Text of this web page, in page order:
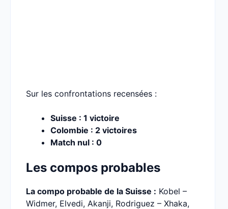
Sur les confrontations recensées :
Suisse : 1 victoire
Colombie : 2 victoires
Match nul : 0
Les compos probables
La compo probable de la Suisse : Kobel –
Widmer, Elvedi, Akanji, Rodriguez – Xhaka,